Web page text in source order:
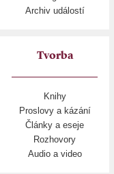
Archiv událostí
Tvorba
Knihy
Proslovy a kázání
Články a eseje
Rozhovory
Audio a video